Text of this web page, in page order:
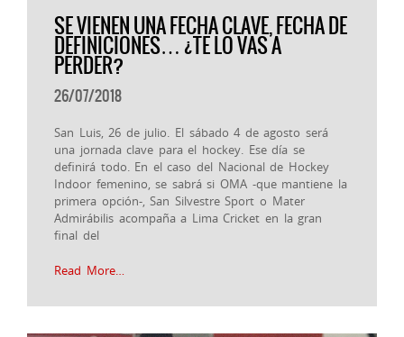
SE VIENEN UNA FECHA CLAVE, FECHA DE
DEFINICIONES… ¿TE LO VAS A
PERDER?
26/07/2018
San Luis, 26 de julio. El sábado 4 de agosto será
una jornada clave para el hockey. Ese día se
definirá todo. En el caso del Nacional de Hockey
Indoor femenino, se sabrá si OMA -que mantiene la
primera opción-, San Silvestre Sport o Mater
Admirábilis acompaña a Lima Cricket en la gran
final del
Read More…